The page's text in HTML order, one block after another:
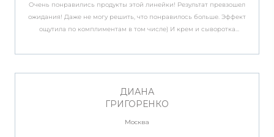
Очень понравились продукты этой линейки! Результат превзошел
ожидания! Даже не могу решить, что понравилось больше. Эффект
ощутила по комплиментам в том числе) И крем и сыворотка
светится изнутри. Теперь полностью готова к весне и солнышку)
ДИАНА
ГРИГОРЕНКО
Москва